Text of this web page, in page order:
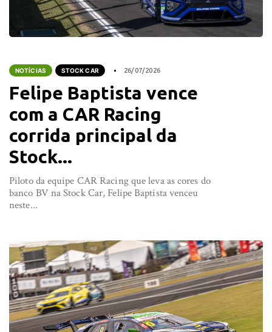
NOTÍCIAS STOCK CAR 26/07/2026
Felipe Baptista vence
com a CAR Racing
corrida principal da
Stock...
Piloto da equipe CAR Racing que leva as cores do
banco BV na Stock Car, Felipe Baptista venceu
neste...